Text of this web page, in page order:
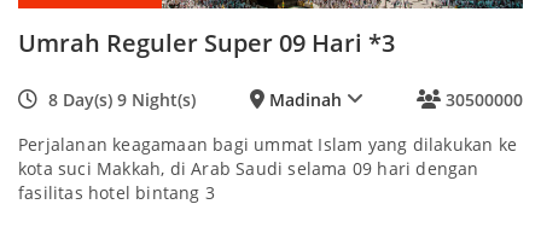
Umrah Reguler Super 09 Hari *3
8 Day(s) 9 Night(s) Madinah
30500000
Perjalanan keagamaan bagi ummat Islam yang dilakukan ke
kota suci Makkah, di Arab Saudi selama 09 hari dengan
fasilitas hotel bintang 3